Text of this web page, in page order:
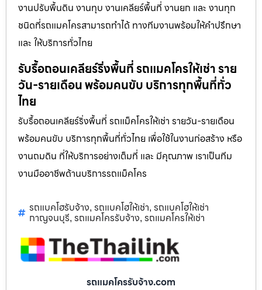
งานปรับพื้นดิน งานทุบ งานเคลียร์พื้นที่ งานยก และ งานทุก
ชนิดที่รถแมคโครสามารถทำได้ ทางทีมงานพร้อมให้คำปรึกษา
และ ให้บริการทั่วไทย
รับรื้อถอนเคลียร์ริ่งพื้นที่ รถแมคโครให้เช่า ราย
วัน-รายเดือน พร้อมคนขับ บริการทุกพื้นที่ทั่ว
ไทย
รับรื้อถอนเคลียร์ริ่งพื้นที่ รถแม็คโครให้เช่า รายวัน-รายเดือน
พร้อมคนขับ บริการทุกพื้นที่ทั่วไทย เพื่อใช้ในงานก่อสร้าง หรือ
งานถมดิน ที่ให้บริการอย่างเต็มที่ และ มีคุณภาพ เราเป็นทีม
งานมืออาชีพด้านบริการรถแม็คโคร
รถแบคโฮรับจ้าง, รถแบคโฮให้เช่า, รถแบคโฮให้เช่า
กาญจนบุรี, รถแมคโครรับจ้าง, รถแมคโครให้เช่า
รถแมคโครรับจ้าง.com